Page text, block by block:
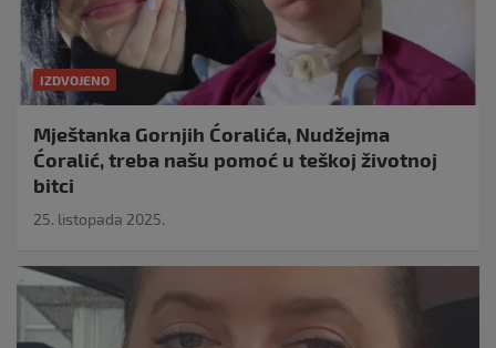
IZDVOJENO
Mještanka Gornjih Ćoralića, Nudžejma
Ćoralić, treba našu pomoć u teškoj životnoj
bitci
25. listopada 2025.